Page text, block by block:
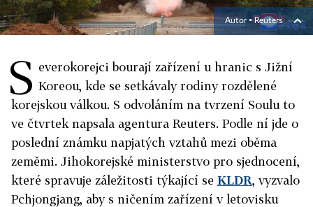
Autor ▪Reuters
S everokorejci bourají zařízení u hranic s Jižní
Koreou, kde se setkávaly rodiny rozdělené
korejskou válkou. S odvoláním na tvrzení Soulu to
ve čtvrtek napsala agentura Reuters. Podle ní jde o
poslední známku napjatých vztahů mezi oběma
zeměmi. Jihokorejské ministerstvo pro sjednocení,
které spravuje záležitosti týkající se KLDR, vyzvalo
Pchjongjang, aby s ničením zařízení v letovisku